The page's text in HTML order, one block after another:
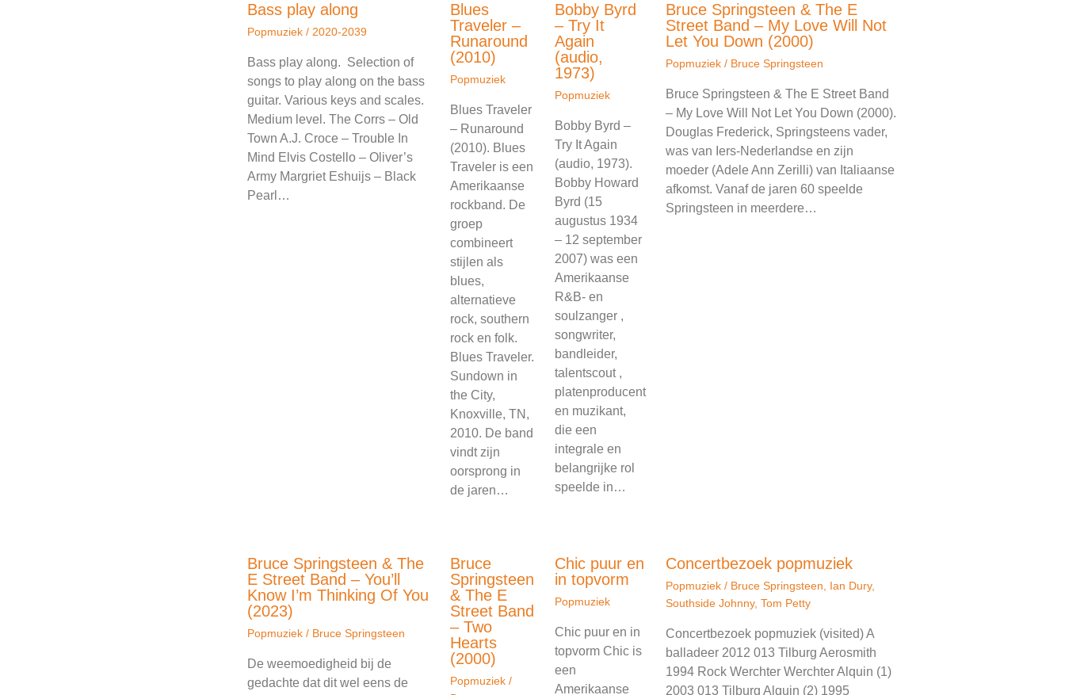
Bass play along
Popmuziek / 2020-2039
Bass play along. Selection of
songs to play along on the bass
guitar. Various keys and scales.
Medium level. The Corrs – Old
Town A.J. Croce – Trouble In
Mind Elvis Costello – Oliver’s
Army Margriet Eshuijs – Black
Pearl…
Blues
Traveler –
Runaround
(2010)
Popmuziek
Blues Traveler
– Runaround
(2010). Blues
Traveler is een
Amerikaanse
rockband. De
groep
combineert
stijlen als
blues,
alternatieve
rock, southern
rock en folk.
Blues Traveler.
Sundown in
the City,
Knoxville, TN,
2010. De band
vindt zijn
oorsprong in
de jaren…
Bobby Byrd
– Try It
Again
(audio,
1973)
Popmuziek
Bobby Byrd –
Try It Again
(audio, 1973).
Bobby Howard
Byrd (15
augustus 1934
– 12 september
2007) was een
Amerikaanse
R&B- en
soulzanger ,
songwriter,
bandleider,
talentscout ,
platenproducent
en muzikant,
die een
integrale en
belangrijke rol
speelde in…
Bruce Springsteen & The E
Street Band – My Love Will Not
Let You Down (2000)
Popmuziek / Bruce Springsteen
Bruce Springsteen & The E Street Band
– My Love Will Not Let You Down (2000).
Douglas Frederick, Springsteens vader,
was van Iers-Nederlandse en zijn
moeder (Adele Ann Zerilli) van Italiaanse
afkomst. Vanaf de jaren 60 speelde
Springsteen in meerdere…
Bruce Springsteen & The
E Street Band – You’ll
Know I’m Thinking Of You
(2023)
Popmuziek / Bruce Springsteen
De weemoedigheid bij de
gedachte dat dit wel eens de
Bruce
Springsteen
& The E
Street Band
– Two
Hearts
(2000)
Popmuziek /
Chic puur en
in topvorm
Popmuziek
Chic puur en in
topvorm Chic is
een
Amerikaanse
Concertbezoek popmuziek
Popmuziek / Bruce Springsteen, Ian Dury,
Southside Johnny, Tom Petty
Concertbezoek popmuziek (visited) A
balladeer 2012 013 Tilburg Aerosmith
1994 Rock Werchter Werchter Alquin (1)
2003 013 Tilburg Alquin (2) 1995